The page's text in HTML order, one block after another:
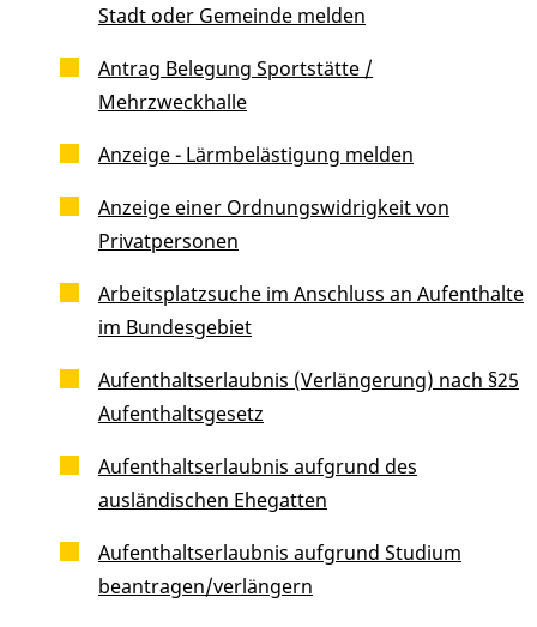
Stadt oder Gemeinde melden
Antrag Belegung Sportstätte /
Mehrzweckhalle
Anzeige - Lärmbelästigung melden
Anzeige einer Ordnungswidrigkeit von
Privatpersonen
Arbeitsplatzsuche im Anschluss an Aufenthalte
im Bundesgebiet
Aufenthaltserlaubnis (Verlängerung) nach §25
Aufenthaltsgesetz
Aufenthaltserlaubnis aufgrund des
ausländischen Ehegatten
Aufenthaltserlaubnis aufgrund Studium
beantragen/verlängern